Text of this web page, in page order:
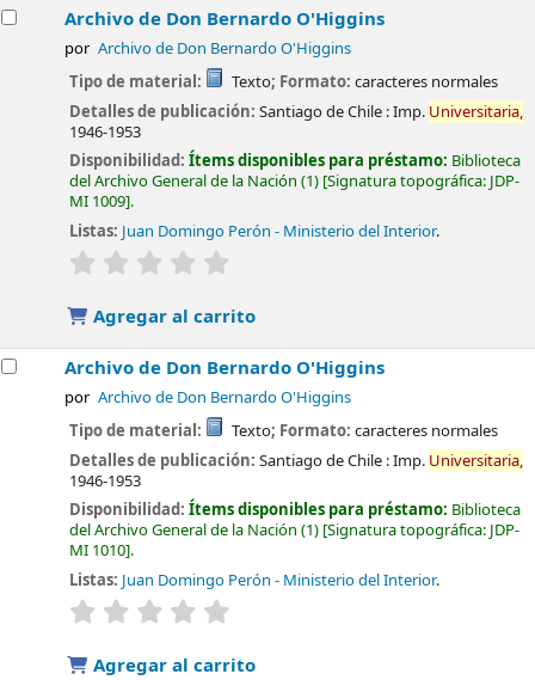
Archivo de Don Bernardo O'Higgins
por Archivo de Don Bernardo O'Higgins
Tipo de material: Texto; Formato: caracteres normales
Detalles de publicación:Santiago de Chile :Imp. Universitaria,
1946-1953
Disponibilidad:Ítems disponibles para préstamo: Biblioteca
del Archivo General de la Nación (1) Signatura topográfica: JDP-
MI 1009 .
Listas: Juan Domingo Perón - Ministerio del Interior.
valoración
Agregar al carrito
Archivo de Don Bernardo O'Higgins
por Archivo de Don Bernardo O'Higgins
Tipo de material: Texto; Formato: caracteres normales
Detalles de publicación:Santiago de Chile :Imp. Universitaria,
1946-1953
Disponibilidad:Ítems disponibles para préstamo: Biblioteca
del Archivo General de la Nación (1) Signatura topográfica: JDP-
MI 1010 .
Listas: Juan Domingo Perón - Ministerio del Interior.
valoración
Agregar al carrito